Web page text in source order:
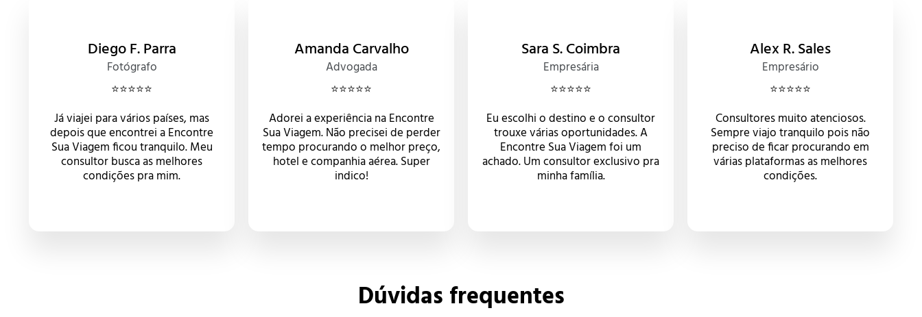
Diego F. Parra
Fotógrafo
⭐️⭐️⭐️⭐️⭐️
Já viajei para vários países, mas
depois que encontrei a Encontre
Sua Viagem ficou tranquilo. Meu
consultor busca as melhores
condições pra mim.
Amanda Carvalho
Advogada
⭐️⭐️⭐️⭐️⭐️
Adorei a experiência na Encontre
Sua Viagem. Não precisei de perder
tempo procurando o melhor preço,
hotel e companhia aérea. Super
indico!
Sara S. Coimbra
Empresária
⭐️⭐️⭐️⭐️⭐️
Eu escolhi o destino e o consultor
trouxe várias oportunidades. A
Encontre Sua Viagem foi um
achado. Um consultor exclusivo pra
minha família.
Alex R. Sales
Empresário
⭐️⭐️⭐️⭐️⭐️
Consultores muito atenciosos.
Sempre viajo tranquilo pois não
preciso de ficar procurando em
várias plataformas as melhores
condições.
Dúvidas frequentes